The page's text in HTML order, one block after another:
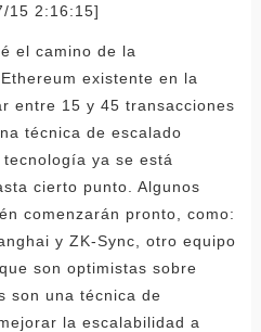
15 2:16:15]
el camino de la
existente en la
entre 15 y 45 transacciones
técnica de escalado
ya se está
cierto punto. Algunos
comenzarán pronto, como:
y ZK-Sync, otro equipo
son optimistas sobre
son una técnica de
la escalabilidad a